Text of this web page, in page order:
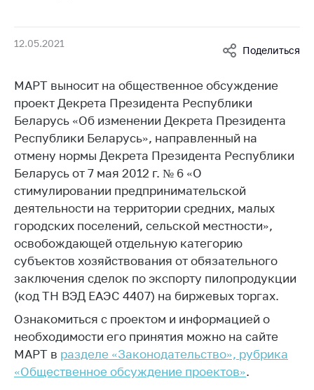
Награждения
универсальная
товарная биржа
Общественная
жизнь
Идеологическая
работа
Официальные
геральдические
символы
5 лет МАРТ
Деятельность
Ценовая политика
Антимонопольное
регулирование и
конкуренция
Торговля и услуги
12.05.2021
Поделиться
МАРТ выносит на общественное обсуждение
проект Декрета Президента Республики
Беларусь «Об изменении Декрета Президента
Республики Беларусь», направленный на
отмену нормы Декрета Президента Республики
Беларусь от 7 мая 2012 г. № 6 «О
стимулировании предпринимательской
деятельности на территории средних, малых
городских поселений, сельской местности»,
освобождающей отдельную категорию
субъектов хозяйствования от обязательного
заключения сделок по экспорту пилопродукции
(код ТН ВЭД ЕАЭС 4407) на биржевых торгах.
Ознакомиться с проектом и информацией о
необходимости его принятия можно на сайте
МАРТ в разделе «Законодательство», рубрика
«Общественное обсуждение проектов».